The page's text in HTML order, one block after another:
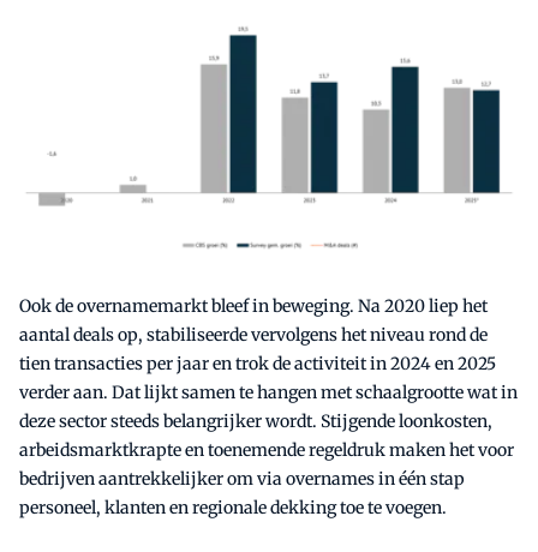
Ook de overnamemarkt bleef in beweging. Na 2020 liep het
aantal deals op, stabiliseerde vervolgens het niveau rond de
tien transacties per jaar en trok de activiteit in 2024 en 2025
verder aan. Dat lijkt samen te hangen met schaalgrootte wat in
deze sector steeds belangrijker wordt. Stijgende loonkosten,
arbeidsmarktkrapte en toenemende regeldruk maken het voor
bedrijven aantrekkelijker om via overnames in één stap
personeel, klanten en regionale dekking toe te voegen.